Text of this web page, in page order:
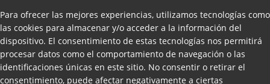
Para ofrecer las mejores experiencias, utilizamos tecnologías como
las cookies para almacenar y/o acceder a la información del
dispositivo. El consentimiento de estas tecnologías nos permitirá
procesar datos como el comportamiento de navegación o las
identificaciones únicas en este sitio. No consentir o retirar el
consentimiento, puede afectar negativamente a ciertas